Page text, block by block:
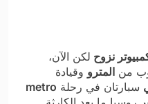
لكن الآن،
من المترو وقيادة
سبارتان في رحلة metro